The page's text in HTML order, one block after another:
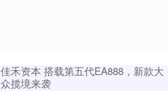
佳禾资本 搭载第五代EA888，新款大
众揽境来袭